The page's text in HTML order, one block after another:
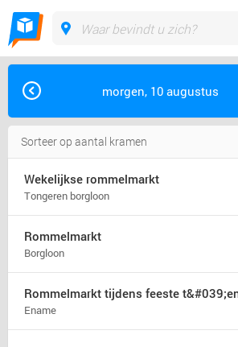
morgen, 10 augustus
Wekelijkse rommelmarkt
Tongeren borgloon
Rommelmarkt
Borgloon
Ename